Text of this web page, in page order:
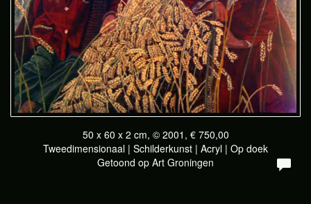
50 x 60 x 2 cm, © 2001, € 750,00
Tweedimensionaal | Schilderkunst | Acryl | Op doek
Getoond op Art Groningen